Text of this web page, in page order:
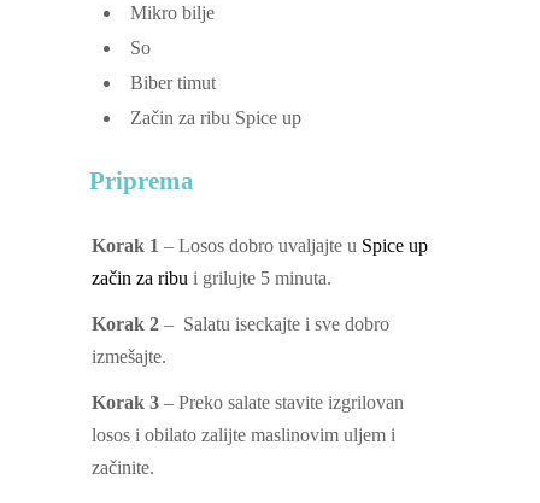
Mikro bilje
So
Biber timut
Začin za ribu Spice up
Priprema
Korak 1 – Losos dobro uvaljajte u Spice up
začin za ribu i grilujte 5 minuta.
Korak 2 – Salatu iseckajte i sve dobro
izmešajte.
Korak 3 – Preko salate stavite izgrilovan
losos i obilato zalijte maslinovim uljem i
začinite.